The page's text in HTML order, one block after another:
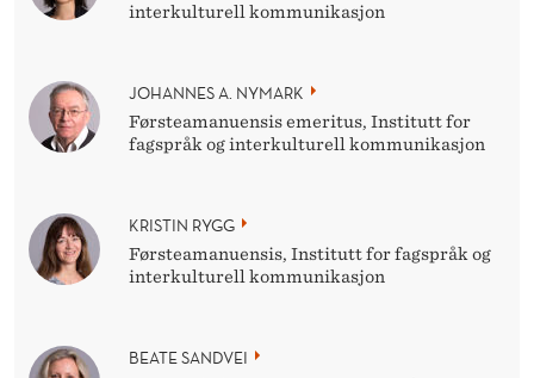
interkulturell kommunikasjon
JOHANNES A. NYMARK
Førsteamanuensis emeritus, Institutt for
fagspråk og interkulturell kommunikasjon
KRISTIN RYGG
Førsteamanuensis, Institutt for fagspråk og
interkulturell kommunikasjon
BEATE SANDVEI